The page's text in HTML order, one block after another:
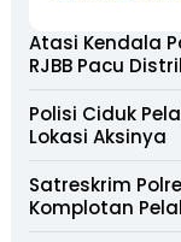
Atasi Kendala
RJBB Pacu
Polisi Ciduk
Lokasi Aksinya
Satreskrim
Komplotan